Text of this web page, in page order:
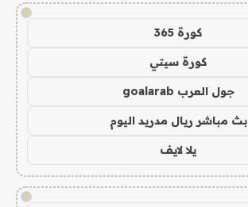
!
كورة 365
كورة سيتي
جول العرب goalarab
بث مباشر ريال مدريد اليوم
يلا لايف
!